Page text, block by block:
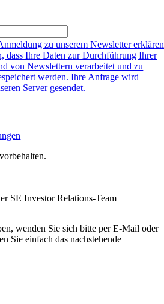
zu unserem Newsletter erklären
dass Ihre Daten zur Durchführung Ihrer
von Newslettern verarbeitet und zu
werden. Ihre Anfrage wird
Server gesendet.
SE Investor Relations-Team
wenden Sie sich bitte per E-Mail oder
Sie einfach das nachstehende